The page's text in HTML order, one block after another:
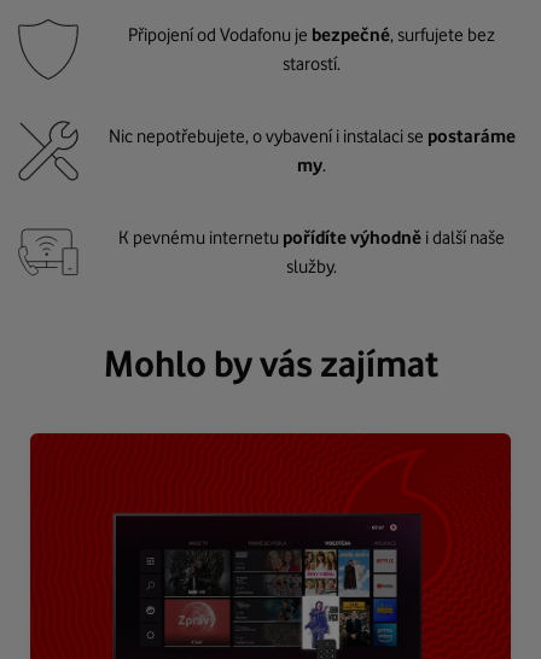
Připojení od Vodafonu je bezpečné, surfujete bez
starostí.
Nic nepotřebujete, o vybavení i instalaci se postaráme
my.
K pevnému internetu pořídíte výhodně i další naše
služby.
Mohlo by vás zajímat